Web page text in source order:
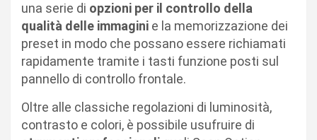
una serie di opzioni per il controllo della
qualità delle immagini e la memorizzazione dei
preset in modo che possano essere richiamati
rapidamente tramite i tasti funzione posti sul
pannello di controllo frontale.
Oltre alle classiche regolazioni di luminosità,
contrasto e colori, è possibile usufruire di